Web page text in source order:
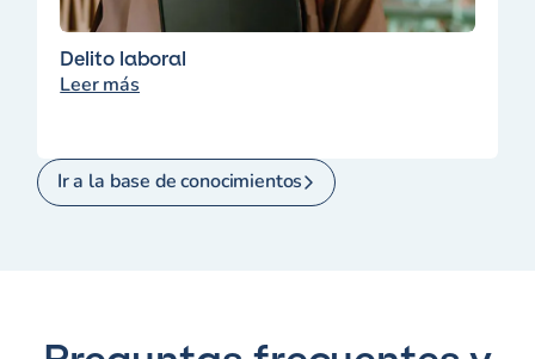
Delito laboral
Leer más
Ir a la base de conocimientos